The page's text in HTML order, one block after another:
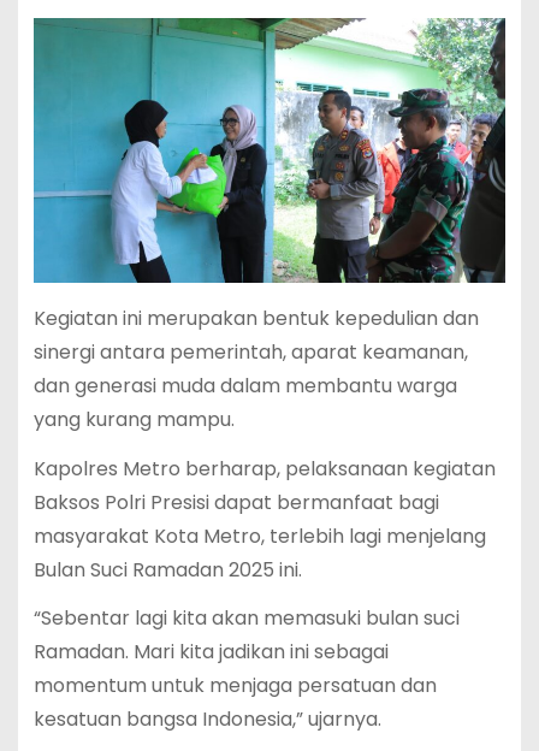
Kegiatan ini merupakan bentuk kepedulian dan
sinergi antara pemerintah, aparat keamanan,
dan generasi muda dalam membantu warga
yang kurang mampu.
Kapolres Metro berharap, pelaksanaan kegiatan
Baksos Polri Presisi dapat bermanfaat bagi
masyarakat Kota Metro, terlebih lagi menjelang
Bulan Suci Ramadan 2025 ini.
“Sebentar lagi kita akan memasuki bulan suci
Ramadan. Mari kita jadikan ini sebagai
momentum untuk menjaga persatuan dan
kesatuan bangsa Indonesia,” ujarnya.